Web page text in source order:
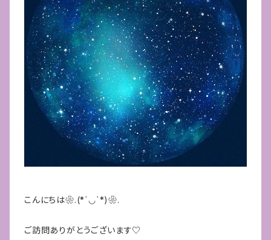
こんにちは❀.(*´◡`*)❀.
ご訪問ありがとうございます♡